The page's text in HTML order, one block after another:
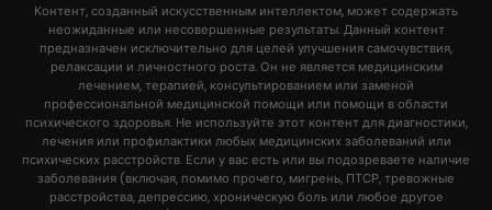
Контент, созданный искусственным интеллектом, может содержать
неожиданные или несовершенные результаты. Данный контент
предназначен исключительно для целей улучшения самочувствия,
релаксации и личностного роста. Он не является медицинским
лечением, терапией, консультированием или заменой
профессиональной медицинской помощи или помощи в области
психического здоровья. Не используйте этот контент для диагностики,
лечения или профилактики любых медицинских заболеваний или
психических расстройств. Если у вас есть или вы подозреваете наличие
заболевания (включая, помимо прочего, мигрень, ПТСР, тревожные
расстройства, депрессию, хроническую боль или любое другое